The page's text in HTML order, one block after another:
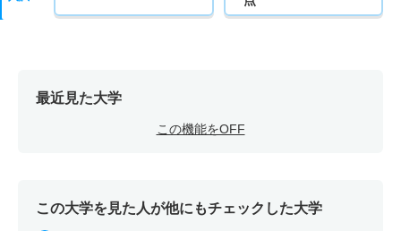
最近見た大学
この機能をOFF
この大学を見た人が他にもチェックした大学